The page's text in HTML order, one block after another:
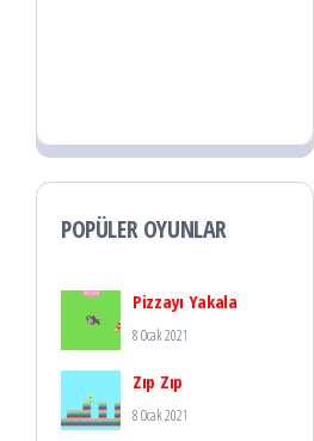
POPÜLER OYUNLAR
Pizzayı Yakala
8 Ocak 2021
Zıp Zıp
8 Ocak 2021